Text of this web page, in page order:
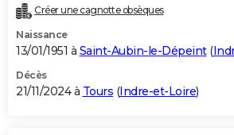
Créer une cagnotte obsèques
Naissance
13/01/1951 à Saint-Aubin-le-Dépeint(
Décès
21/11/2024 à Tours (Indre-et-Loire)